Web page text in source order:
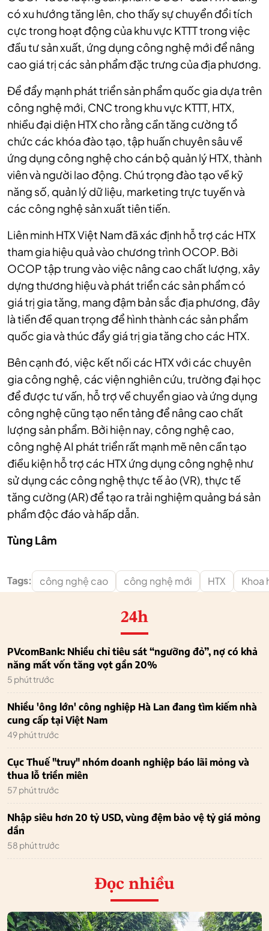
có xu hướng tăng lên, cho thấy sự chuyển đổi tích
cực trong hoạt động của khu vực KTTT trong việc
đầu tư sản xuất, ứng dụng công nghệ mới để nâng
cao giá trị các sản phẩm đặc trưng của địa phương.
Để đẩy mạnh phát triển sản phẩm quốc gia dựa trên
công nghệ mới, CNC trong khu vực KTTT, HTX,
nhiều đại diện HTX cho rằng cần tăng cường tổ
chức các khóa đào tạo, tập huấn chuyên sâu về
ứng dụng công nghệ cho cán bộ quản lý HTX, thành
viên và người lao động. Chú trọng đào tạo về kỹ
năng số, quản lý dữ liệu, marketing trực tuyến và
các công nghệ sản xuất tiên tiến.
Liên minh HTX Việt Nam đã xác định hỗ trợ các HTX
tham gia hiệu quả vào chương trình OCOP. Bởi
OCOP tập trung vào việc nâng cao chất lượng, xây
dựng thương hiệu và phát triển các sản phẩm có
giá trị gia tăng, mang đậm bản sắc địa phương, đây
là tiền đề quan trọng để hình thành các sản phẩm
quốc gia và thúc đẩy giá trị gia tăng cho các HTX.
Bên cạnh đó, việc kết nối các HTX với các chuyên
gia công nghệ, các viện nghiên cứu, trường đại học
để được tư vấn, hỗ trợ về chuyển giao và ứng dụng
công nghệ cũng tạo nền tảng để nâng cao chất
lượng sản phẩm. Bởi hiện nay, công nghệ cao,
công nghệ AI phát triển rất mạnh mẽ nên cần tạo
điều kiện hỗ trợ các HTX ứng dụng công nghệ như
sử dụng các công nghệ thực tế ảo (VR), thực tế
tăng cường (AR) để tạo ra trải nghiệm quảng bá sản
phẩm độc đáo và hấp dẫn.
Tùng Lâm
Tags: công nghệ cao công nghệ mới HTX Khoa
24h
PVcomBank: Nhiều chỉ tiêu sát “ngưỡng đỏ”, nợ có khả
năng mất vốn tăng vọt gần 20%
5 phút trước
Nhiều 'ông lớn' công nghiệp Hà Lan đang tìm kiếm nhà
cung cấp tại Việt Nam
49 phút trước
Cục Thuế "truy" nhóm doanh nghiệp báo lãi mỏng và
thua lỗ triền miên
57 phút trước
Nhập siêu hơn 20 tỷ USD, vùng đệm bảo vệ tỷ giá mỏng
dần
58 phút trước
Đọc nhiều